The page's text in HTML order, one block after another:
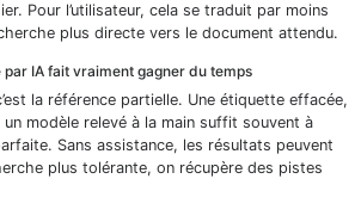
Pour l’utilisateur, cela se traduit par moins
plus directe vers le document attendu.
par IA fait vraiment gagner du temps
la référence partielle. Une étiquette effacée,
modèle relevé à la main suffit souvent à
Sans assistance, les résultats peuvent
plus tolérante, on récupère des pistes